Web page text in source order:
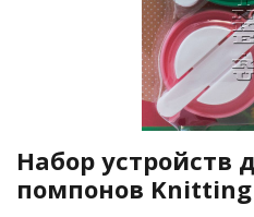
Набор устройств
помпонов Knitting